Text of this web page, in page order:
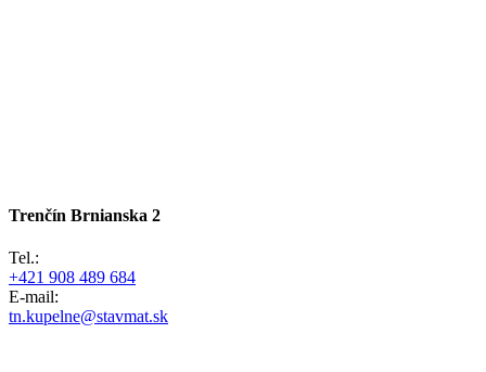
Trenčín Brnianska 2
Tel.:
+421 908 489 684
E-mail:
tn.kupelne@stavmat.sk